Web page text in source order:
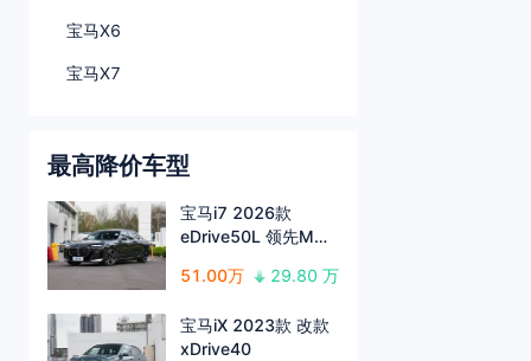
宝马X6
宝马X7
最高降价车型
宝马i7 2026款
eDrive50L 领先M运
51.00万 29.80 万
宝马iX 2023款 改款
xDrive40